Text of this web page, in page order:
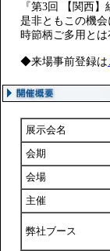
『第3回 【関西
是非ともこの機
時節柄ご多用と
◆来場事前登録は
展示会名
会期
会場
主催
弊社ブース